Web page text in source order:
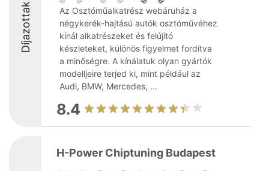
Díjazottak
Az Osztóműalkatrész webáruház a
négykerék-hajtású autók osztóművéhez
kínál alkatrészeket és felújító
készleteket, különös figyelmet fordítva
a minőségre. A kínálatuk olyan gyártók
modelljeire terjed ki, mint például az
Audi, BMW, Mercedes, ...
8.4
H-Power Chiptuning Budapest